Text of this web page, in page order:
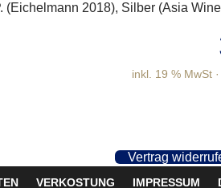
(Eichelmann 2018), Silber (Asia
inkl. 19 % MwSt
VERKOSTUNG IMPRESSUM
Vertrag